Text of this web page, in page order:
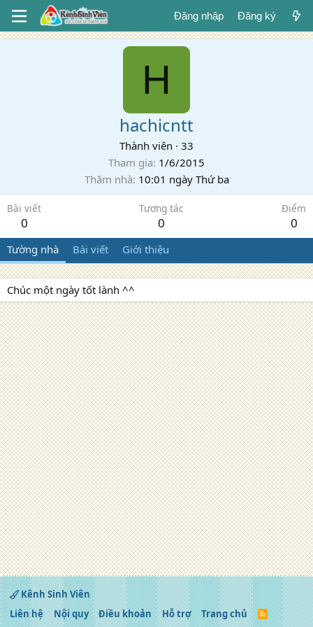
Đăng nhập Đăng ký
H
hachicntt
Thành viên · 33
Tham gia 1/6/2015
Thăm nhà 10:01 ngày Thứ ba
Bài viết
0
Tương tác
0
Điểm
0
Tường nhà Bài viết Giới thiệu
Chúc một ngày tốt lành ^^
Kênh Sinh Viên
Liên hệ
Nội quy Điều khoản Hỗ trợ Trang chủ
R